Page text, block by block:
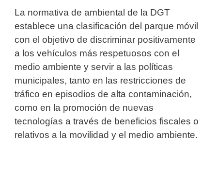
La normativa de ambiental de la DGT
establece una clasificación del parque móvil
con el objetivo de discriminar positivamente
a los vehículos más respetuosos con el
medio ambiente y servir a las políticas
municipales, tanto en las restricciones de
tráfico en episodios de alta contaminación,
como en la promoción de nuevas
tecnologías a través de beneficios fiscales o
relativos a la movilidad y el medio ambiente.